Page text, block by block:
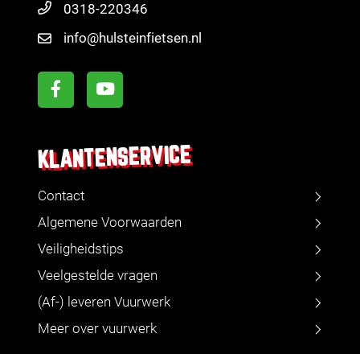
0318-220346
info@hulsteinfietsen.nl
KLANTENSERVICE
Contact
Algemene Voorwaarden
Veiligheidstips
Veelgestelde vragen
(Af-) leveren Vuurwerk
Meer over vuurwerk